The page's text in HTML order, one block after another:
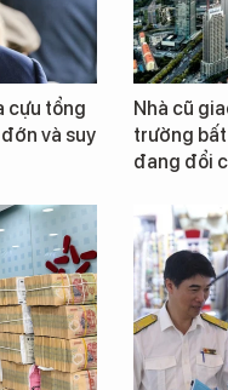
cựu tổng
và suy
Nhà cũ
trường
đang đổi